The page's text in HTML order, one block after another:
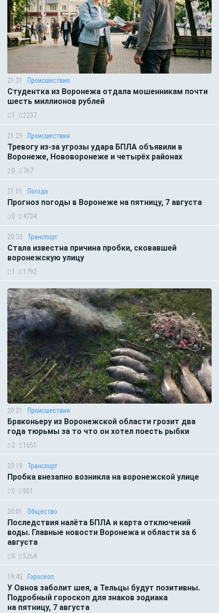
21:31 Происшествия
Студентка из Воронежа отдала мошенникам почти
шесть миллионов рублей
1 2237
21:29 Происшествия
Тревогу из-за угрозы удара БПЛА объявили в
Воронеже, Нововоронеже и четырёх районах
0 767
21:01 Погода
Прогноз погоды в Воронеже на пятницу, 7 августа
0 4734
20:33 Транспорт
Стала известна причина пробки, сковавшей
воронежскую улицу
1 1792
20:31 Происшествия
Браконьеру из Воронежской области грозит два
года тюрьмы за то что он хотел поесть рыбки
2 1651
20:19 Транспорт
Пробка внезапно возникла на воронежской улице
0 801
20:01 Общество
Последствия налёта БПЛА и карта отключений
воды. Главные новости Воронежа и области за 6
августа
0 5264
19:45 Гороскоп
У Овнов заболит шея, а Тельцы будут позитивны.
Подробный гороскоп для знаков зодиака
на пятницу, 7 августа